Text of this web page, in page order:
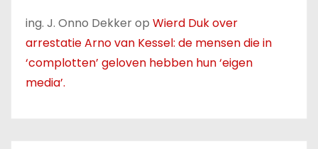
ing. J. Onno Dekkerop Wierd Duk over
arrestatie Arno van Kessel: de mensen die in
‘complotten’ geloven hebben hun ‘eigen
media’.